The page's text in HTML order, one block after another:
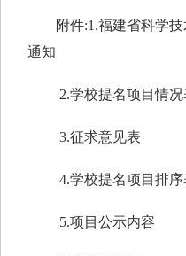
附件:1.福建省科学技
通知
2.学校提名项目情况
3.征求意见表
4.学校提名项目排序
5.项目公示内容